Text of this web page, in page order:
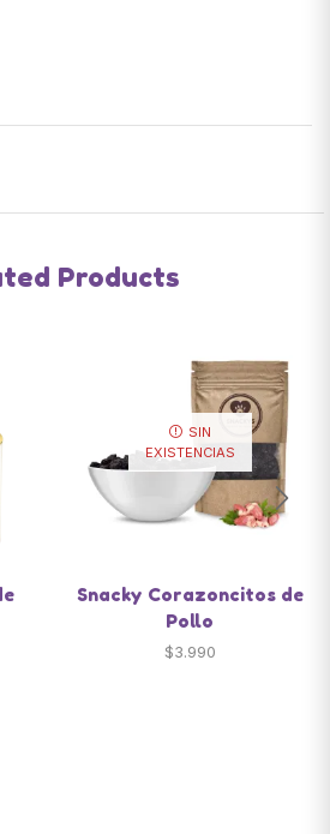
Products
SIN
EXISTENCIAS
Snacky Corazoncitos de
Pollo
$3.990